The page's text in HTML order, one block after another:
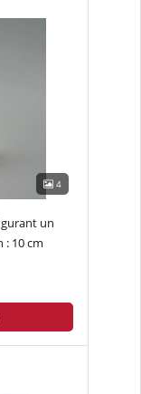
4
un
: 10 cm